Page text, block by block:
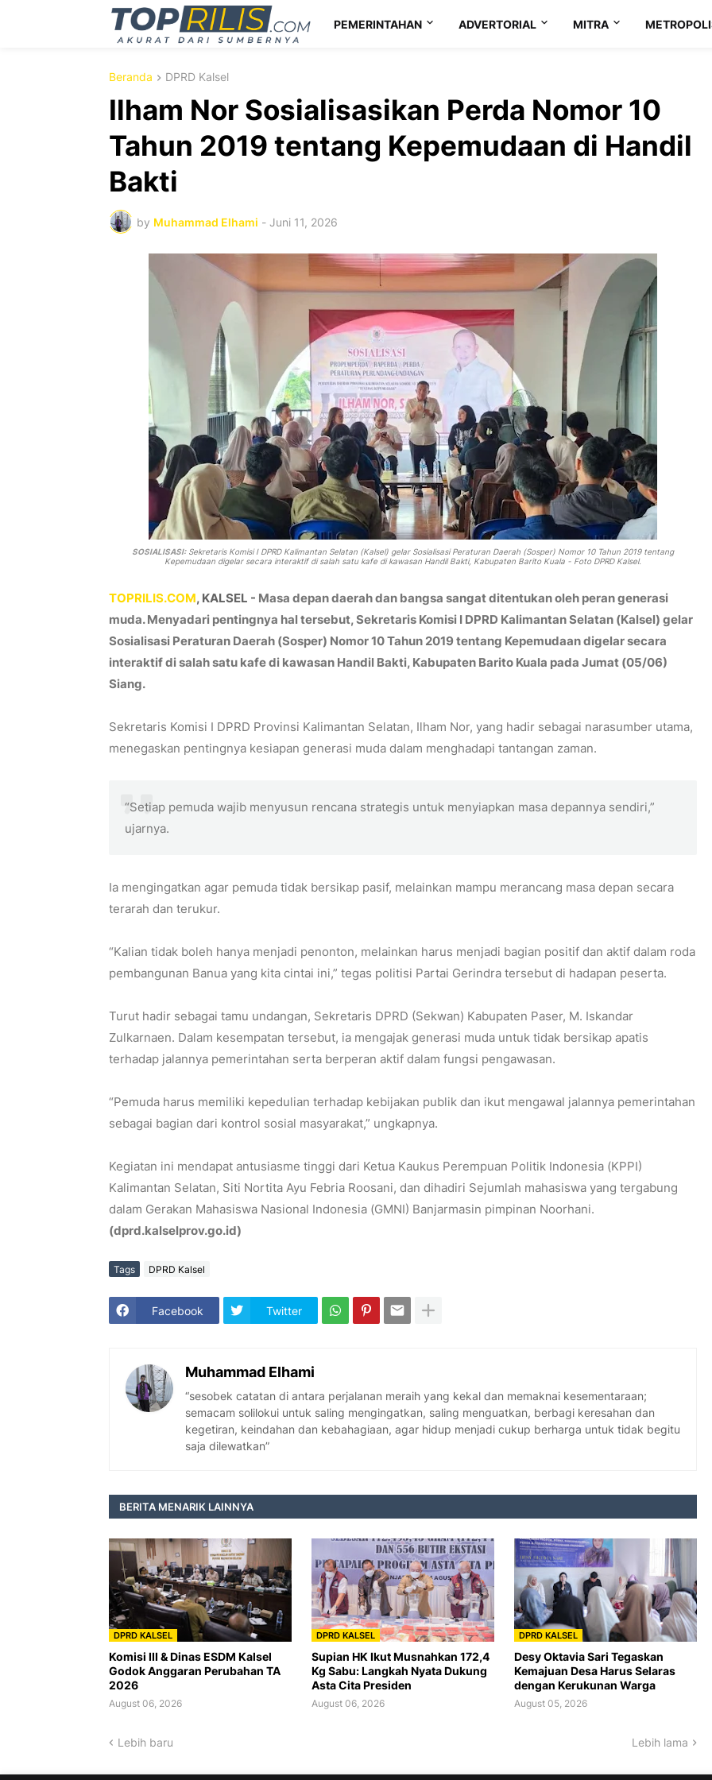
PEMERINTAHAN ADVERTORIAL MITRA
Beranda DPRD Kalsel
Ilham Nor Sosialisasikan Perda Nomor 10
Tahun 2019 tentang Kepemudaan di Handil
Bakti
by Muhammad Elhami - Juni 11, 2026
SOSIALISASI: Sekretaris Komisi I DPRD Kalimantan Selatan (Kalsel) gelar Sosialisasi Peraturan Daerah (Sosper) Nomor 10 Tahun 2019 tentang
Kepemudaan digelar secara interaktif di salah satu kafe di kawasan Handil Bakti, Kabupaten Barito Kuala - Foto DPRD Kalsel.
TOPRILIS.COM, KALSEL - Masa depan daerah dan bangsa sangat ditentukan oleh peran generasi
muda. Menyadari pentingnya hal tersebut, Sekretaris Komisi I DPRD Kalimantan Selatan (Kalsel) gelar
Sosialisasi Peraturan Daerah (Sosper) Nomor 10 Tahun 2019 tentang Kepemudaan digelar secara
interaktif di salah satu kafe di kawasan Handil Bakti, Kabupaten Barito Kuala pada Jumat (05/06)
Siang.
Sekretaris Komisi I DPRD Provinsi Kalimantan Selatan, Ilham Nor, yang hadir sebagai narasumber utama,
menegaskan pentingnya kesiapan generasi muda dalam menghadapi tantangan zaman.
“Setiap pemuda wajib menyusun rencana strategis untuk menyiapkan masa depannya sendiri,”
ujarnya.
Ia mengingatkan agar pemuda tidak bersikap pasif, melainkan mampu merancang masa depan secara
terarah dan terukur.
“Kalian tidak boleh hanya menjadi penonton, melainkan harus menjadi bagian positif dan aktif dalam roda
pembangunan Banua yang kita cintai ini,” tegas politisi Partai Gerindra tersebut di hadapan peserta.
Turut hadir sebagai tamu undangan, Sekretaris DPRD (Sekwan) Kabupaten Paser, M. Iskandar
Zulkarnaen. Dalam kesempatan tersebut, ia mengajak generasi muda untuk tidak bersikap apatis
terhadap jalannya pemerintahan serta berperan aktif dalam fungsi pengawasan.
“Pemuda harus memiliki kepedulian terhadap kebijakan publik dan ikut mengawal jalannya pemerintahan
sebagai bagian dari kontrol sosial masyarakat,” ungkapnya.
Kegiatan ini mendapat antusiasme tinggi dari Ketua Kaukus Perempuan Politik Indonesia (KPPI)
Kalimantan Selatan, Siti Nortita Ayu Febria Roosani, dan dihadiri Sejumlah mahasiswa yang tergabung
dalam Gerakan Mahasiswa Nasional Indonesia (GMNI) Banjarmasin pimpinan Noorhani.
(dprd.kalselprov.go.id)
Tags DPRD Kalsel
Facebook Twitter
Muhammad Elhami
“sesobek catatan di antara perjalanan meraih yang kekal dan memaknai kesementaraan;
semacam solilokui untuk saling mengingatkan, saling menguatkan, berbagi keresahan dan
kegetiran, keindahan dan kebahagiaan, agar hidup menjadi cukup berharga untuk tidak begitu
saja dilewatkan”
BERITA MENARIK LAINNYA
DPRD KALSEL
Komisi III & Dinas ESDM Kalsel
Godok Anggaran Perubahan TA
2026
August 06, 2026
DPRD KALSEL
Supian HK Ikut Musnahkan 172,4
Kg Sabu: Langkah Nyata Dukung
Asta Cita Presiden
August 06, 2026
DPRD KALSEL
Desy Oktavia Sari Tegaskan
Kemajuan Desa Harus Selaras
dengan Kerukunan Warga
August 05, 2026
Lebih baru Lebih lama